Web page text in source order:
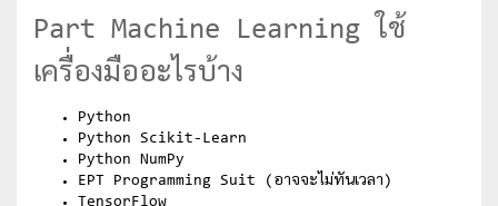
Part Machine Learning ใช้
เครื่องมืออะไรบ้าง
Python
Python Scikit-Learn
Python NumPy
EPT Programming Suit (อาจจะไม่ทันเวลา)
TensorFlow